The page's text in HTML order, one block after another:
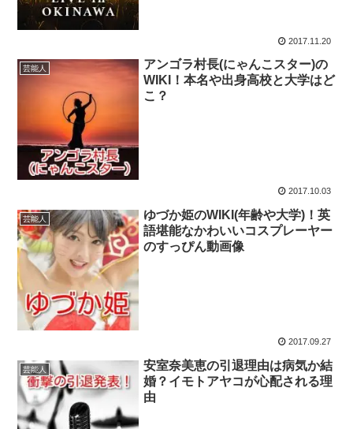
2017.11.20
芸能人
アンゴラ村長(にゃんこスター)の
WIKI！本名や出身高校と大学はど
こ？
2017.10.03
芸能人
ゆづか姫のWIKI(年齢や大学)！英
語堪能なかわいいコスプレーヤー
のすっぴん動画像
2017.09.27
芸能人
安室奈美恵の引退理由は病気か結
婚？イモトアヤコが心配される理
由